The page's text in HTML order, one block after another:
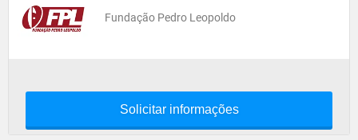
Fundação Pedro Leopoldo
Solicitar informações